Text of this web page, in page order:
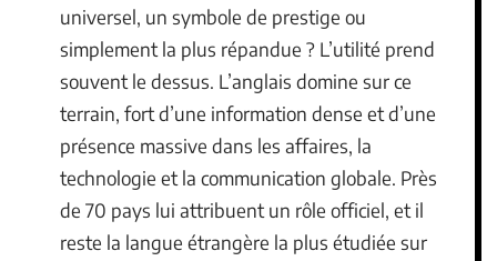
universel, un symbole de prestige ou
simplement la plus répandue ? L’utilité prend
souvent le dessus. L’anglais domine sur ce
terrain, fort d’une information dense et d’une
présence massive dans les affaires, la
technologie et la communication globale. Près
de 70 pays lui attribuent un rôle officiel, et il
reste la langue étrangère la plus étudiée sur